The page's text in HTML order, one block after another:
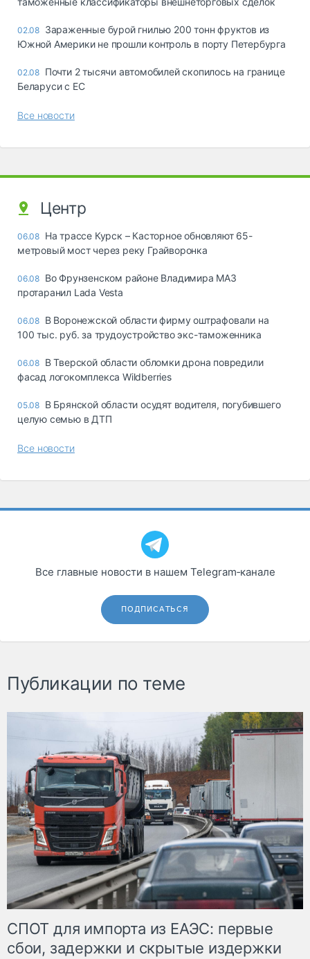
02.08 Зараженные бурой гнилью 200 тонн фруктов из
Южной Америки не прошли контроль в порту Петербурга
02.08 Почти 2 тысячи автомобилей скопилось на границе
Беларуси с ЕС
Все новости
Центр
06.08 На трассе Курск – Касторное обновляют 65-
метровый мост через реку Грайворонка
06.08 Во Фрунзенском районе Владимира МАЗ
протаранил Lada Vesta
06.08 В Воронежской области фирму оштрафовали на
100 тыс. руб. за трудоустройство экс-таможенника
06.08 В Тверской области обломки дрона повредили
фасад логокомплекса Wildberries
05.08 В Брянской области осудят водителя, погубившего
целую семью в ДТП
Все новости
Все главные новости в нашем Telegram‑канале
ПОДПИСАТЬСЯ
Публикации по теме
СПОТ для импорта из ЕАЭС: первые
сбои, задержки и скрытые издержки